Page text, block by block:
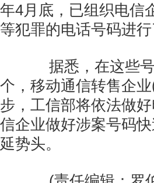
年4月底，已组织电信
等犯罪的电话号码进行
据悉，在这些号
个，移动通信转售企
步，工信部将依法做
信企业做好涉案号码
延势头。